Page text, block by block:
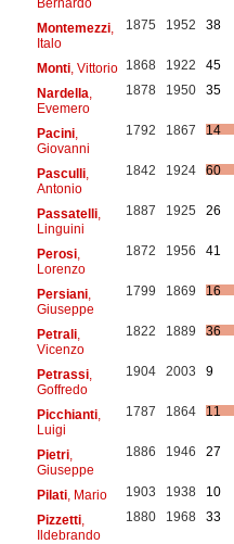
Montemezzi,
Italo
1875 1952 38
Monti, Vittorio 1868 1922
45
Nardella
Evemero
1878 1950 35
Pacini,
Giovanni
1792 1867 14
Pasculli,
Antonio
1842 1924 60
Passatelli,
Linguini
1887 1925 26
Perosi,
Lorenzo
1872 1956 41
Persiani,
Giuseppe
1799 1869 16
Petrali,
Vicenzo
1822 1889 36
Petrassi,
Goffredo
1904 2003 9
Picchianti,
Luigi
1787 1864 11
Pietri,
Giuseppe
1886 1946 27
Pilati, Mario 1903 1938
10
Pizzetti,
Ildebrando
1880 1968 33